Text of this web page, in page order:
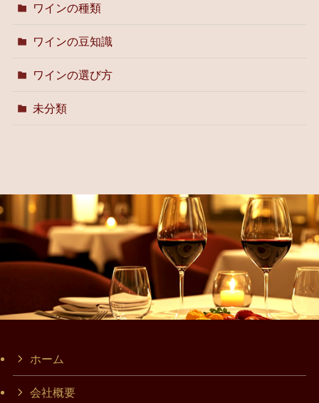
ワインの種類
ワインの豆知識
ワインの選び方
未分類
ホーム
会社概要